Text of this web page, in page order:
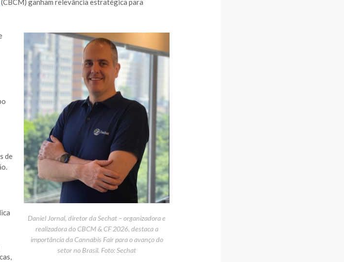
(CBCM) ganham relevância estratégica para
Daniel Jornal, diretor da Sechat – organizadora e
realizadora do CBCM & CF 2026, destaca a
importância da Cannabis Fair para o avanço do
setor no Brasil. Foto: Sechat
de